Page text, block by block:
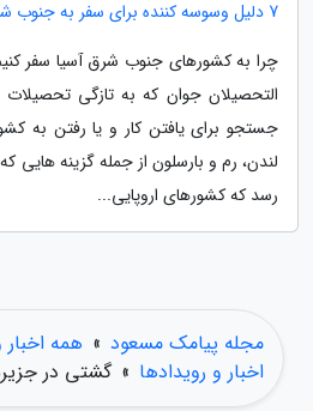
7 دلیل وسوسه کننده برای سفر به جنوب شرق آسیا
چرا به کشورهای جنوب شرق آسیا سفر
التحصیلان جوان که به تازگی تحصیلات
جستجو برای یافتن کار و یا رفتن به
لندن، رم و بارسلون از جمله گزینه هایی
رسد که کشورهای اروپایی...
مجله پیامک مسعود » همه اخبار
اخبار و رویدادها » گشتی در